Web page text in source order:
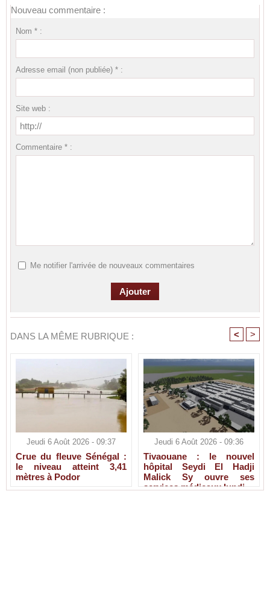
Nouveau commentaire :
Nom * :
Adresse email (non publiée) * :
Site web :
Commentaire * :
Me notifier l'arrivée de nouveaux commentaires
DANS LA MÊME RUBRIQUE : < >
Jeudi 6 Août 2026 - 09:37
Crue du fleuve Sénégal :
le niveau atteint 3,41
mètres à Podor
Jeudi 6 Août 2026 - 09:36
Tivaouane : le nouvel
hôpital Seydi El Hadji
Malick Sy ouvre ses
services médicaux lundi